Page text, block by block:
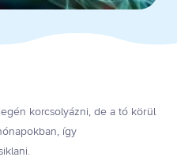
korcsolyázni, de a tó körül
így